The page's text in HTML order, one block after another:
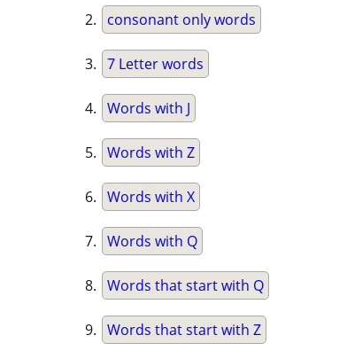
consonant only words
7 Letter words
Words with J
Words with Z
Words with X
Words with Q
Words that start with Q
Words that start with Z